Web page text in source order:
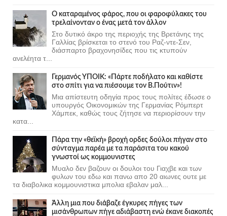
Ο καταραμένος φάρος, που οι φαροφύλακες του
τρελαίνονταν ο ένας μετά τον άλλον
Στο δυτικό άκρο της περιοχής της Βρετάνης της
Γαλλίας βρίσκεται το στενό του Ραζ-ντε-Σεν,
διάσπαρτο βραχονησίδες που τις κτυπούν
ανελέητα τ...
Γερμανός ΥΠΟΙΚ: «Πάρτε ποδήλατο και καθίστε
στο σπίτι για να πιέσουμε τον Β.Πούτιν»!
Μια απίστευτη οδηγία προς τους πολίτες έδωσε ο
υπουργός Οικονομικών της Γερμανίας Ρόμπερτ
Χάμπεκ, καθώς τους ζήτησε να περιορίσουν την
κατα...
Πάρα την «θεϊκή» βροχή ορδες δούλοι πήγαν στο
σύνταγμα παρέα με τα παράσιτα του κακού
γνωστοί ως κομμουνιστες
Μυαλο δεν βαζουν οι δουλοι του Γιαχβε και των
φυλων του εδω και πανω απο 20 αιωνες ουτε με
τα διαβολικα κομμουνιστικα μπολια εβαλαν μαλ...
Άλλη μια που διάβαζε έγκυρες πήγες των
μισάνθρωπων πήγε αδιάβαστη ενώ έκανε διακοπές